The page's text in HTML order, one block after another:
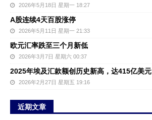
2026年5月18日 星期一 18:27
A股连续4天百股涨停
2026年5月11日 星期一 21:33
欧元汇率跌至三个月新低
2026年3月7日 星期六 00:37
2025年埃及汇款额创历史新高，达415亿美元
2026年2月27日 星期五 19:16
近期文章